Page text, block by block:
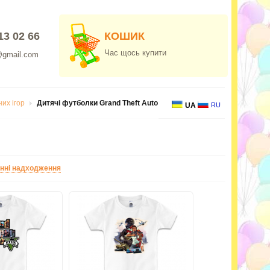
02 66 КОШИК
Час щось купити
ігор Дитячі футболки Grand Theft Auto UA RU
надходження